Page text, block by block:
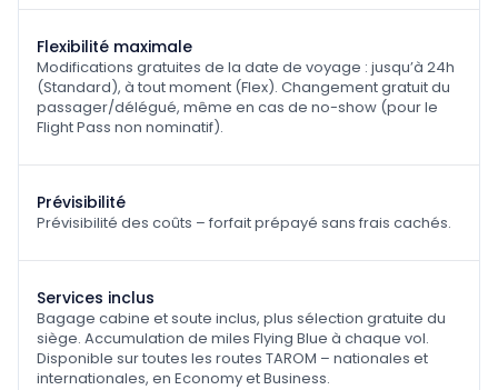
Flexibilité maximale
Modifications gratuites de la date de voyage : jusqu’à 24h
(Standard), à tout moment (Flex). Changement gratuit du
passager/délégué, même en cas de no-show (pour le
Flight Pass non nominatif).
Prévisibilité
Prévisibilité des coûts – forfait prépayé sans frais cachés.
Services inclus
Bagage cabine et soute inclus, plus sélection gratuite du
siège. Accumulation de miles Flying Blue à chaque vol.
Disponible sur toutes les routes TAROM – nationales et
internationales, en Economy et Business.